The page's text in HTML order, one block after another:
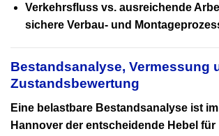
Verkehrsflussvs. ausreichende
sichere Verbau- und
Bestandsanalyse, Vermessung
Zustandsbewertung
Eine belastbare Bestandsanalyse ist im
Hannover der entscheidende Hebel für